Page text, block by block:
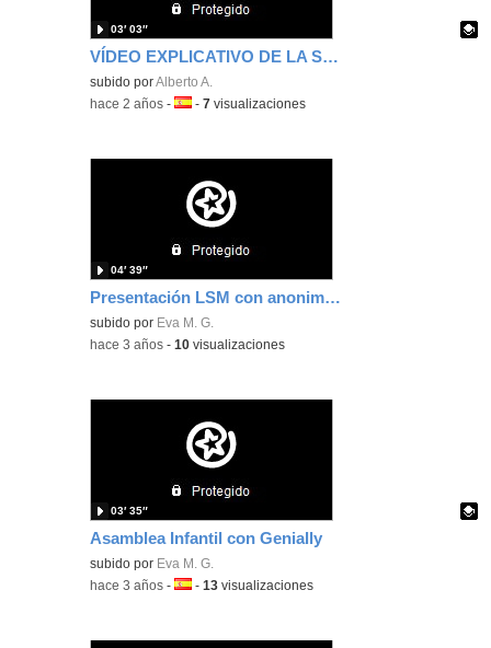
VÍDEO EXPLICATIVO DE LA SECUENCIA DIDÁCTICA
Contenido educativo.
subido porAlberto A.
03′ 03″
-hace 2 años -Idioma:
-7 visualizaciones
Presentación LSM con anonimización
subido por Eva M. G.
04′ 39″
-hace 3 años -10 visualizaciones
Asamblea Infantil con Genially
Contenido educativo.
subido por Eva M. G.
03′ 35″
-hace 3 años -Idioma:
-13 visualizaciones